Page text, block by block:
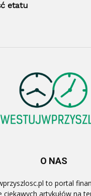
etatu
O NAS
to portal
ciekawych artykułów na